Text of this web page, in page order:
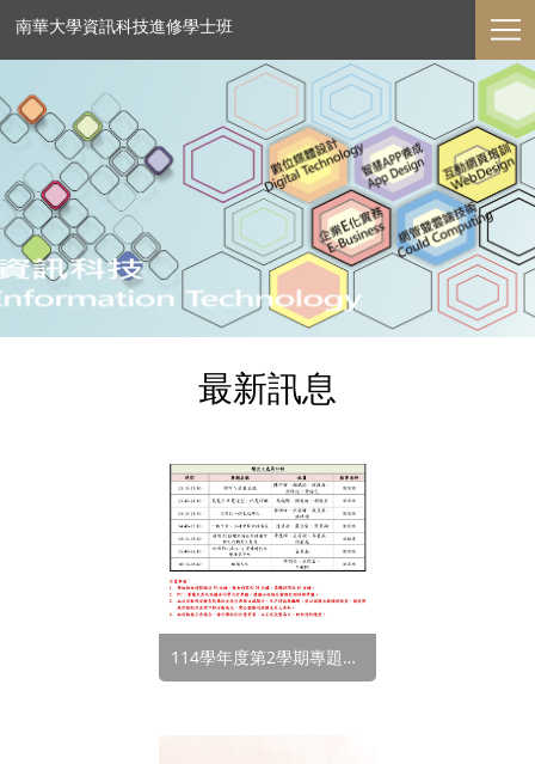
南華大學資訊科技進修學士班
最新訊息
114學年度第2學期專題提案暨成果口試時程